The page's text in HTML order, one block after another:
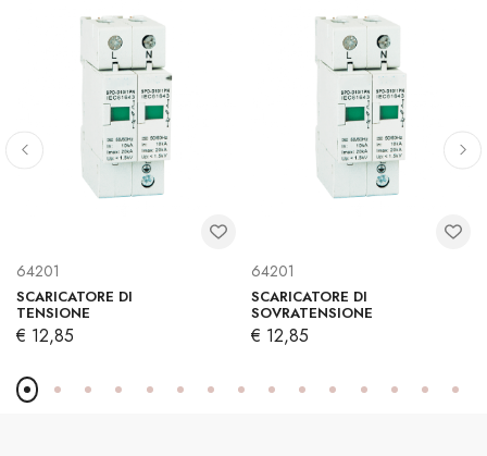
64201
SCARICATORE DI
TENSIONE
€ 12,85
64201
SCARICATORE DI
SOVRATENSIONE
€ 12,85